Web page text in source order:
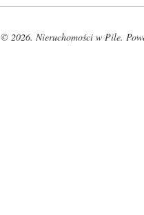
© 2026. Nieruchomości w Pile.